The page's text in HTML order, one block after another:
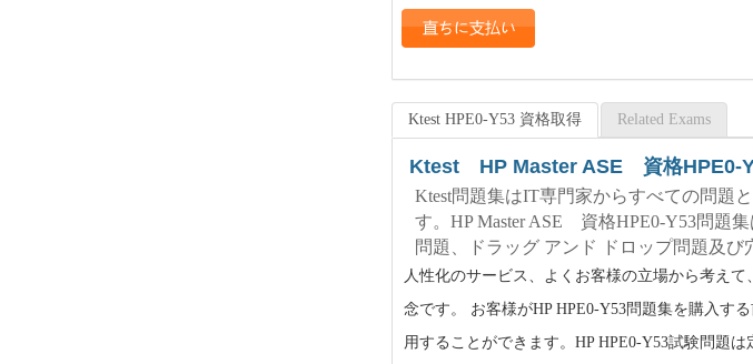
Ktest HPE0-Y53 資格取得 Related Exams
Ktest HP Master ASE 資格HPE0-
Ktest問題集はIT専門家からすべての問題
す。HP Master ASE 資格HPE0-Y53問題
問題、ドラッグ アンド ドロップ問題及び
人性化のサービス、よくお客様の立場から考え
念です。 お客様がHP HPE0-Y53問題集を購入す
用することができます。HP HPE0-Y53試験問題は